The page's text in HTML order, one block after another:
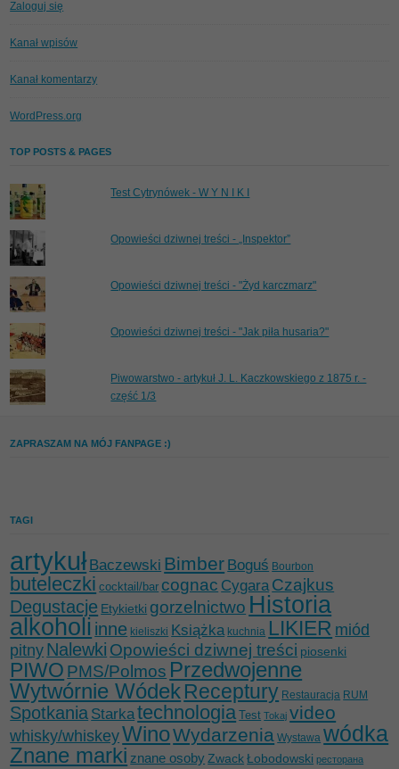
Zaloguj się
Kanał wpisów
Kanał komentarzy
WordPress.org
TOP POSTS & PAGES
Test Cytrynówek - W Y N I K I
Opowieści dziwnej treści - „Inspektor”
Opowieści dziwnej treści - "Żyd karczmarz"
Opowieści dziwnej treści - "Jak piła husaria?"
Piwowarstwo - artykuł J. L. Kaczkowskiego z 1875 r. -
część 1/3
ZAPRASZAM NA MÓJ FANPAGE :)
TAGI
artykułBaczewski Bimber Boguś Bourbon
buteleczki cocktail/bar cognac CygaraCzajkus
Degustacje Etykietki gorzelnictwo Historia
alkoholi inne kieliszki Książka kuchnia LIKIER miód
pitny Nalewki Opowieści dziwnej treści piosenki
PIWO PMS/Polmos Przedwojenne
Wytwórnie WódekReceptury Restauracja RUM
Spotkania Starkatechnologia Test Tokaj video
whisky/whiskeyWinoWydarzenia Wystawa wódka
Znane marki znane osoby Zwack Łobodowski ресторана